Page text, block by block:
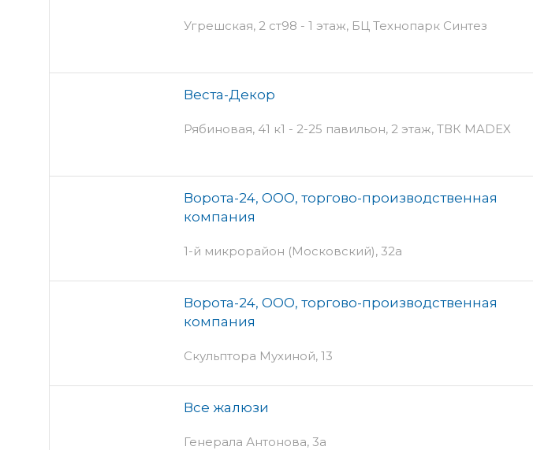
Угрешская, 2 ст98 - 1 этаж, БЦ Технопарк Синтез
Веста-Декор
Рябиновая, 41 к1 - 2-25 павильон, 2 этаж, ТВК MADEX
Ворота-24, ООО, торгово-производственная
компания
1-й микрорайон (Московский), 32а
Ворота-24, ООО, торгово-производственная
компания
Скульптора Мухиной, 13
Все жалюзи
Генерала Антонова, 3а